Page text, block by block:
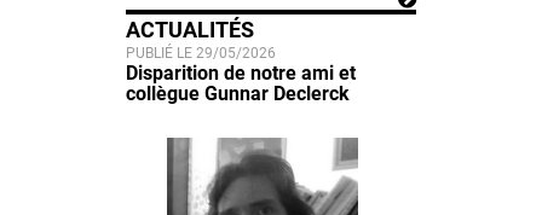
ACTUALITÉS
PUBLIÉ LE 29/05/2026
Disparition de notre ami et
collègue Gunnar Declerck